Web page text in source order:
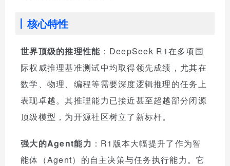
核心特性
世界顶级的推理性能 ：DeepSeek R1在多项国
际权威推理基准测试中均取得领先成绩，尤其在
数学、物理、编程等需要深度逻辑推理的任务上
表现卓越。其推理能力已接近甚至超越部分闭源
顶级模型，为开源社区树立了新标杆。
强大的Agent能力 ：R1版本大幅提升了作为智
能体（Agent）的自主决策与任务执行能力。它